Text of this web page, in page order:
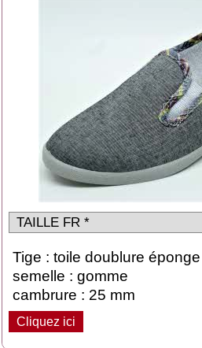
Tige : toile doublure
semelle : gomme
cambrure : 25 mm
Cliquez ici